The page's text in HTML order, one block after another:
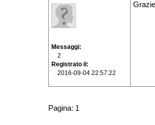
Messaggi
2
Registrato il
2016-09-04 22:57:22
Pagina: 1